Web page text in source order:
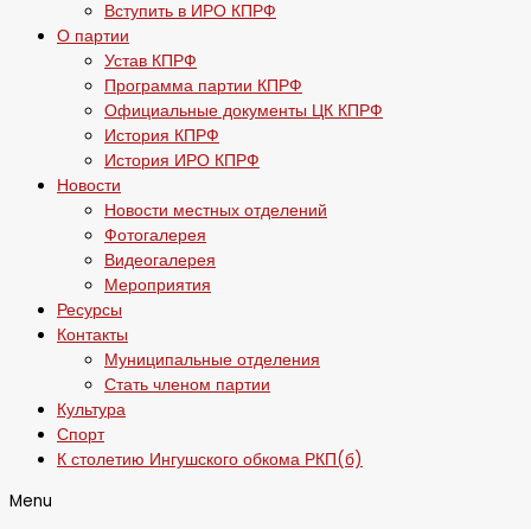
Вступить в ИРО КПРФ
О партии
Устав КПРФ
Программа партии КПРФ
Официальные документы ЦК КПРФ
История КПРФ
История ИРО КПРФ
Новости
Новости местных отделений
Фотогалерея
Видеогалерея
Мероприятия
Ресурсы
Контакты
Муниципальные отделения
Стать членом партии
Культура
Спорт
К столетию Ингушского обкома РКП(б)
Menu